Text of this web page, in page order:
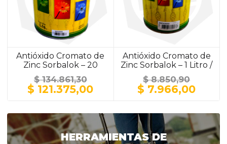
Antióxido Cromato de
Zinc Sorbalok – 20
Litros / GRIS
$134.861,30
El
precio
era:
$ 134.861,30.
$ 121.375,00El
es:
$ 121.375,00.
Antióxido Cromato de
Zinc Sorbalok – 1 Litro /
GRIS
$8.850,90
El
precio
era:
$ 8.850,90.
$ 7.966,00El
es:
$
HERRAMIENTAS DE